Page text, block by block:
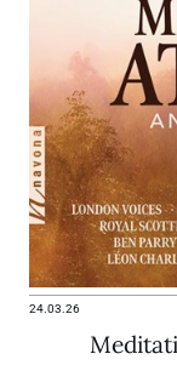
24.03.26